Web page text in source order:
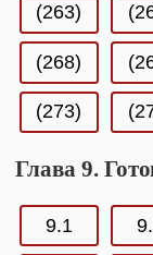
(263)
(268)
(273)
Глава 9.
9.1